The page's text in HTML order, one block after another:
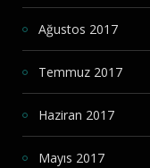
Ağustos 2017
Temmuz 2017
Haziran 2017
Mayıs 2017